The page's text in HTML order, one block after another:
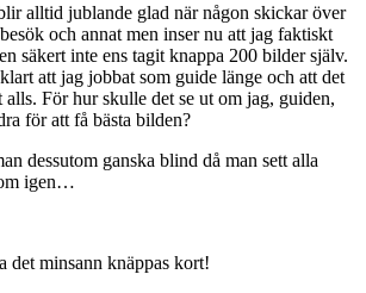
alltid jublande glad när någon skickar över
och annat men inser nu att jag faktiskt
säkert inte ens tagit knappa 200 bilder själv.
att jag jobbat som guide länge och att det
För hur skulle det se ut om jag, guiden,
för att få bästa bilden?
dessutom ganska blind då man sett alla
igen…
det minsann knäppas kort!